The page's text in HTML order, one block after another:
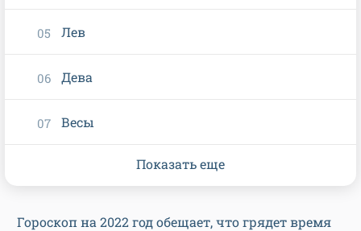
Гороскоп на 2022 год обещает, что грядет время
Лев
Дева
Весы
Показать еще